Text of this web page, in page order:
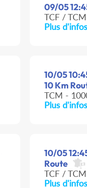
09/05
TCF /
Plus d'infos
10/05
10 Km
TCM -
Plus d'infos
10/05
Route
TCF /
Plus d'infos